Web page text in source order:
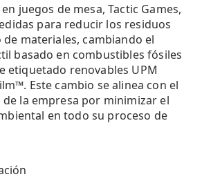
juegos de mesa, Tactic Games,
para reducir los residuos
de materiales, cambiando el
basado en combustibles fósiles
etiquetado renovables UPM
Este cambio se alinea con el
la empresa por minimizar el
en todo su proceso de